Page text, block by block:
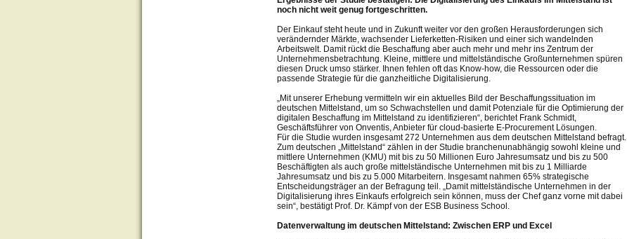
noch nicht weit genug fortgeschritten.
Der Einkauf steht heute und in Zukunft weiter vor den großen Herausforderungen sich
verändernder Märkte, wachsender Lieferketten-Risiken und einer sich wandelnden
Arbeitswelt. Damit rückt die Beschaffung aber auch mehr und mehr ins Zentrum der
Unternehmensbetrachtung. Kleine, mittlere und mittelständische Großunternehmen spüren
diesen Druck umso stärker. Ihnen fehlen oft das Know-how, die Ressourcen oder die
passende Strategie für die ganzheitliche Digitalisierung.
„Mit unserer Erhebung vermitteln wir ein aktuelles Bild der Beschaffungssituation im
deutschen Mittelstand, um so Schwachstellen und damit Potenziale für die Optimierung der
digitalen Beschaffung im Mittelstand zu identifizieren“, berichtet Frank Schmidt,
Geschäftsführer von Onventis, Anbieter für cloud-basierte E-Procurement Lösungen.
Für die Studie wurden insgesamt 272 Unternehmen aus dem deutschen Mittelstand befragt.
Zum deutschen „Mittelstand“ zählen in der Studie branchenunabhängig sowohl kleine und
mittlere Unternehmen (KMU) mit bis zu 50 Millionen Euro Jahresumsatz und bis zu 500
Beschäftigten als auch große mittelständische Unternehmen mit bis zu 1 Milliarde
Jahresumsatz und bis zu 5.000 Mitarbeitern. Insgesamt nahmen 65% strategische
Entscheidungsträger an der Befragung teil. „Damit mittelständische Unternehmen in der
Digitalisierung ihres Einkaufs erfolgreich sein können, muss der Chef ganz vorne mit dabei
sein“, bestätigt Prof. Dr. Kämpf von der ESB Business School.
Datenverwaltung im deutschen Mittelstand: Zwischen ERP und Excel